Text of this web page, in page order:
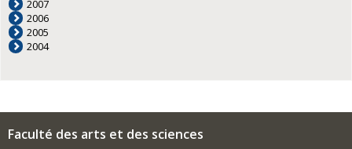
2007
2006
2005
2004
Faculté des arts et des sciences